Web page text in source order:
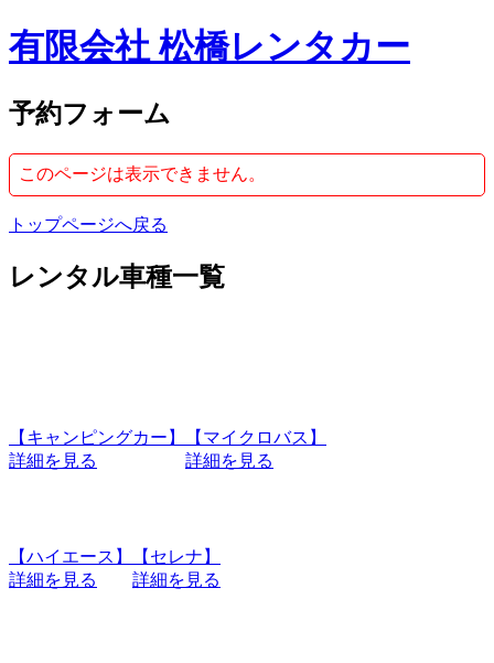
有限会社 松橋レンタカー
予約フォーム
このページは表示できません。
トップページへ戻る
レンタル車種一覧
【キャンピングカー】
詳細を見る
【マイクロバス】
詳細を見る
【ハイエース】
詳細を見る
【セレナ】
詳細を見る